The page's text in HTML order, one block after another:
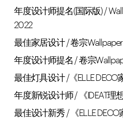
年度设计师提名(国际版) /
2022
最佳家居设计 / 卷宗
年度设计师提名 / 卷宗
最佳灯具设计 /《ELLE DECO
年度新锐设计师 / 《IDEAT理
最佳设计新秀 / 《ELLE DECO